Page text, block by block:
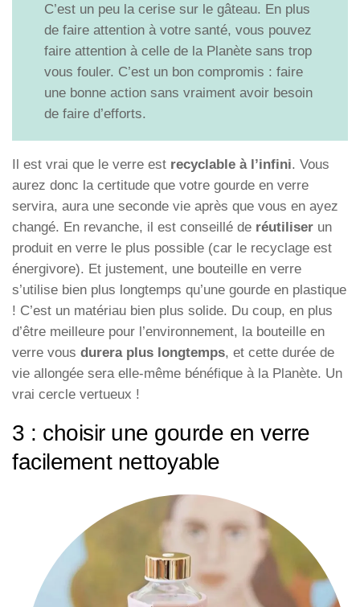
C’est un peu la cerise sur le gâteau. En plus
de faire attention à votre santé, vous pouvez
faire attention à celle de la Planète sans trop
vous fouler. C’est un bon compromis : faire
une bonne action sans vraiment avoir besoin
de faire d’efforts.
Il est vrai que le verre est recyclable à l’infini. Vous
aurez donc la certitude que votre gourde en verre
servira, aura une seconde vie après que vous en ayez
changé. En revanche, il est conseillé de réutiliser un
produit en verre le plus possible (car le recyclage est
énergivore). Et justement, une bouteille en verre
s’utilise bien plus longtemps qu’une gourde en plastique
! C’est un matériau bien plus solide. Du coup, en plus
d’être meilleure pour l’environnement, la bouteille en
verre vous durera plus longtemps, et cette durée de
vie allongée sera elle-même bénéfique à la Planète. Un
vrai cercle vertueux !
3 : choisir une gourde en verre
facilement nettoyable